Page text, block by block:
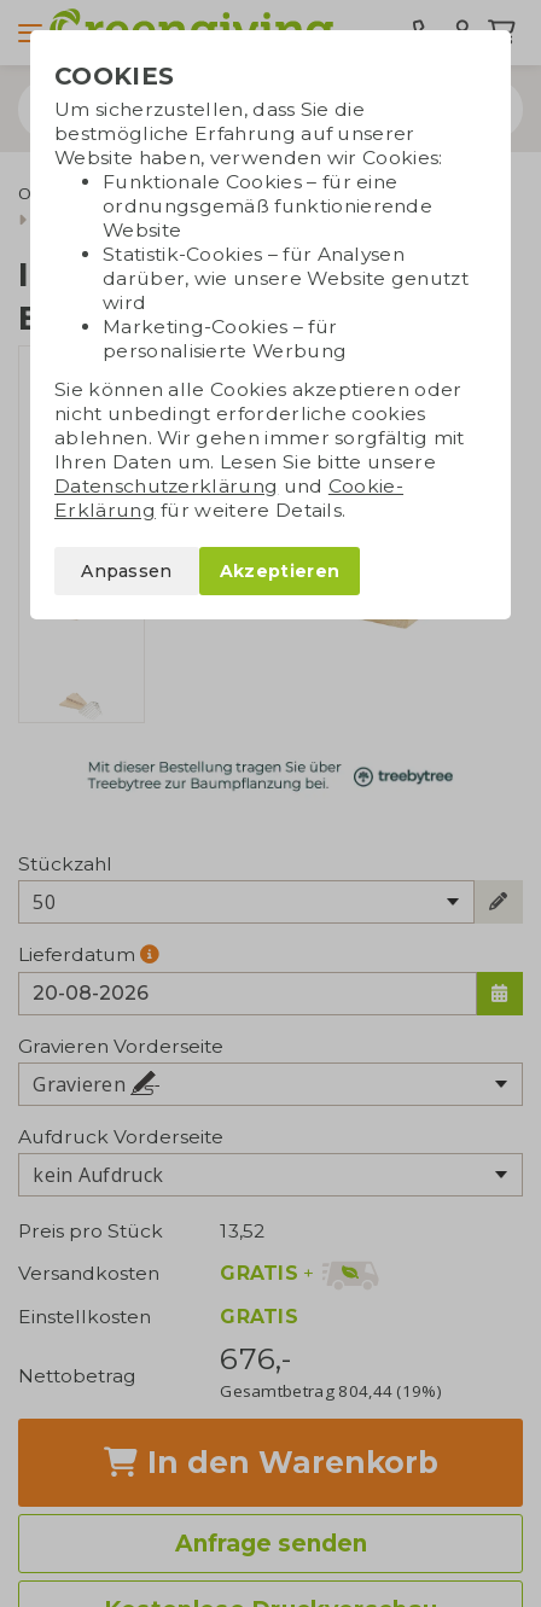
Outdoor & Freizeit
Taschenmesser
Inbusschlüsselsatz Bambus
Inbusschlüsselsatz
Bambus
Stückzahl
50
Lieferdatum
Gravieren Vorderseite
Gravieren
Aufdruck Vorderseite
kein Aufdruck
Preis pro Stück
13,52
Versandkosten
GRATIS +
Einstellkosten
GRATIS
Nettobetrag 676,-
Gesamtbetrag 804,44 (19%)
In den Warenkorb
Anfrage senden
COOKIES
Um sicherzustellen, dass Sie die
bestmögliche Erfahrung auf unserer
Website haben, verwenden wir Cookies:
Funktionale Cookies – für eine
ordnungsgemäß funktionierende
Website
Statistik-Cookies – für Analysen
darüber, wie unsere Website genutzt
wird
Marketing-Cookies – für
personalisierte Werbung
Sie können alle Cookies akzeptieren oder
nicht unbedingt erforderliche cookies
ablehnen. Wir gehen immer sorgfältig mit
Ihren Daten um. Lesen Sie bitte unsere
Datenschutzerklärung und Cookie-
Erklärung für weitere Details.
Anpassen Akzeptieren